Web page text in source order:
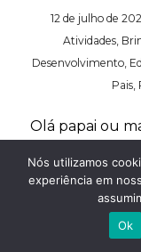
12 de julho de
Atividades
Desenvolvimento,
Pais
Olá papai ou
Você já viu
pulando
enquanto
histórias
Nós utilizamos
experiência em
Ok